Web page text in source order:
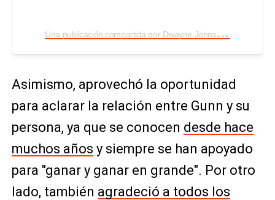
U
na publicación compartida por Dwayne Johnson (@therock)
Asimismo, aprovechó la oportunidad
para aclarar la relación entre Gunn y su
persona, ya que se conocen desde hace
muchos años y siempre se han apoyado
para "ganar y ganar en grande". Por otro
lado, también agradeció a todos los